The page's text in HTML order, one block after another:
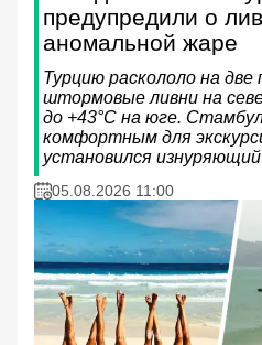
предупредили о
аномальной жаре
Турцию раскололо на две
штормовые ливни на
до +43°C на юге.
комфортным для
установился изнуряющий
05.08.2026 11:00